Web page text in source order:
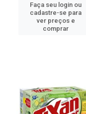
Faça seu login ou
cadastre-se para
ver preços e
comprar